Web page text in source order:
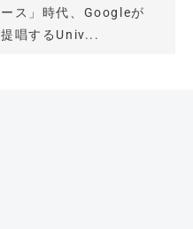
ース」時代、Googleが
提唱するUniv...